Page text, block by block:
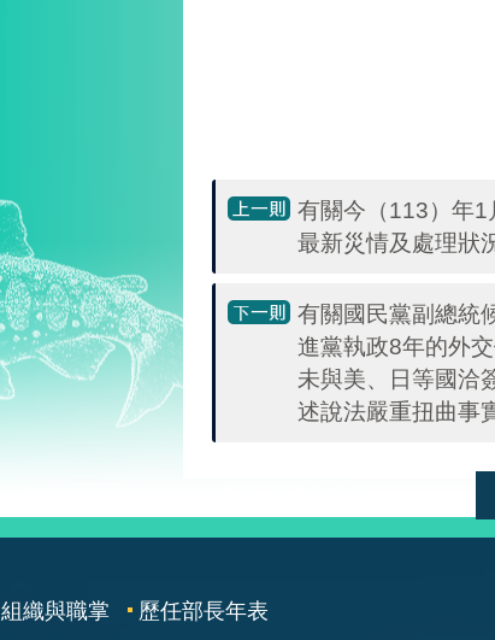
有關今（113）年1
最新災情及處理狀
有關國民黨副總統
進黨執政8年的外
未與美、日等國洽
述說法嚴重扭曲事
組織與職掌 歷任部長年表